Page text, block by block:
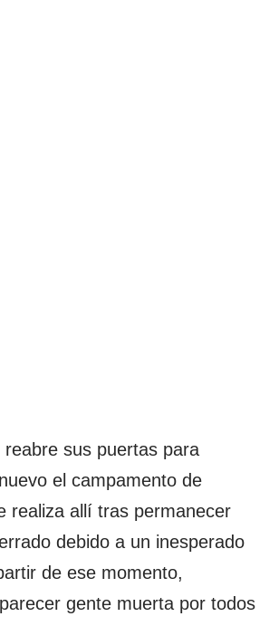
reabre sus puertas para
el campamento de
realiza allí tras permanecer
debido a un inesperado
de ese momento,
gente muerta por todos